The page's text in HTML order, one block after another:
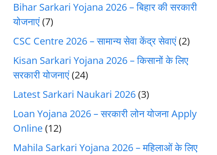
Bihar Sarkari Yojana 2026 – बिहार की सरकारी
योजनाएं(7)
CSC Centre 2026 – सामान्य सेवा केंद्र सेवाएं(2)
Kisan Sarkari Yojana 2026 – किसानों के लिए
सरकारी योजनाएं(24)
Latest Sarkari Naukari 2026(3)
Loan Yojana 2026 – सरकारी लोन योजना Apply
Online(12)
Mahila Sarkari Yojana 2026 – महिलाओं के लिए